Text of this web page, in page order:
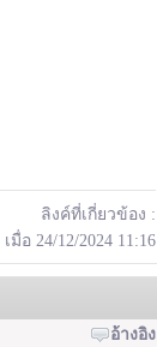
ลิงค์ที่เกี่ยวข้อง :
มื่อ 24/12/2024 11:16
อ้างอิง